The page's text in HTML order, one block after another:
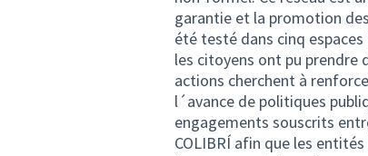
garantie et la promotion
été testé dans cinq
les citoyens ont pu prendre
actions cherchent à
l´avance de politiques
engagements souscrits
COLIBRÍ afin que les